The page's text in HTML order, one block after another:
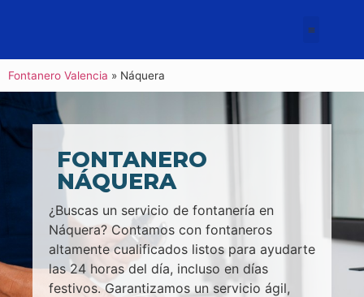
Fontanero Valencia » Náquera
FONTANERO
NÁQUERA
¿Buscas un servicio de fontanería en
Náquera? Contamos con fontaneros
altamente cualificados listos para ayudarte
las 24 horas del día, incluso en días
festivos. Garantizamos un servicio ágil,